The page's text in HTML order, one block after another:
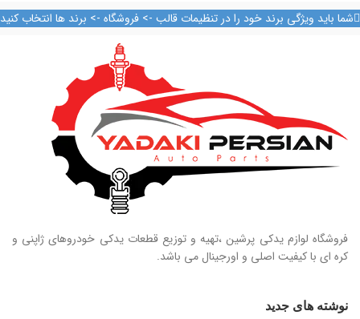
09128884461
شما باید ویژگی برند خود را در تنظیمات قالب -> فروشگاه -> برند ها انتخاب کنید
فروشگاه لوازم یدکی پرشین ،تهیه و توزیع قطعات یدکی خودروهای ژاپنی و
کره ای با کیفیت اصلی و اورجینال می باشد.
نوشته های جدید